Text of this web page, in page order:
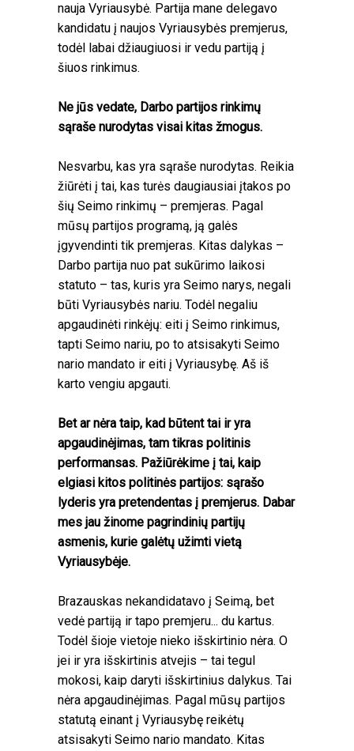
nauja Vyriausybė. Partija mane delegavo
kandidatu į naujos Vyriausybės premjerus,
todėl labai džiaugiuosi ir vedu partiją į
šiuos rinkimus.
Ne jūs vedate, Darbo partijos rinkimų
sąraše nurodytas visai kitas žmogus.
Nesvarbu, kas yra sąraše nurodytas. Reikia
žiūrėti į tai, kas turės daugiausiai įtakos po
šių Seimo rinkimų – premjeras. Pagal
mūsų partijos programą, ją galės
įgyvendinti tik premjeras. Kitas dalykas –
Darbo partija nuo pat sukūrimo laikosi
statuto – tas, kuris yra Seimo narys, negali
būti Vyriausybės nariu. Todėl negaliu
apgaudinėti rinkėjų: eiti į Seimo rinkimus,
tapti Seimo nariu, po to atsisakyti Seimo
nario mandato ir eiti į Vyriausybę. Aš iš
karto vengiu apgauti.
Bet ar nėra taip, kad būtent tai ir yra
apgaudinėjimas, tam tikras politinis
performansas. Pažiūrėkime į tai, kaip
elgiasi kitos politinės partijos: sąrašo
lyderis yra pretendentas į premjerus. Dabar
mes jau žinome pagrindinių partijų
asmenis, kurie galėtų užimti vietą
Vyriausybėje.
Brazauskas nekandidatavo į Seimą, bet
vedė partiją ir tapo premjeru... du kartus.
Todėl šioje vietoje nieko išskirtinio nėra. O
jei ir yra išskirtinis atvejis – tai tegul
mokosi, kaip daryti išskirtinius dalykus. Tai
nėra apgaudinėjimas. Pagal mūsų partijos
statutą einant į Vyriausybę reikėtų
atsisakyti Seimo nario mandato. Kitas